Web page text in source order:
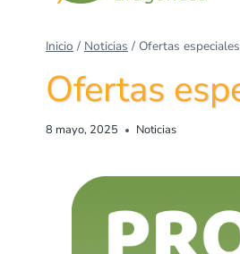
Inicio / Noticias / Ofertas
Ofertas
8 mayo, 2025 Noticias